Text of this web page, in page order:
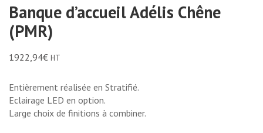
Banque d’accueil Adélis Chêne
(PMR)
1922,94€ HT
Entièrement réalisée en Stratifié.
Eclairage LED en option.
Large choix de finitions à combiner.